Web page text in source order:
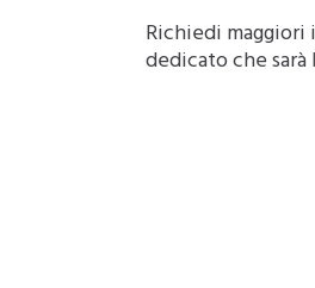
Richiedi
dedicato che